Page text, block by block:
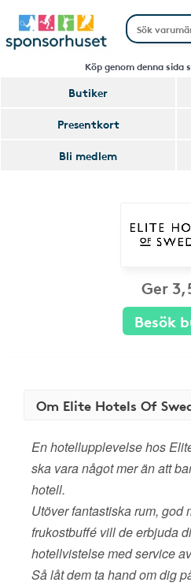
Köp genom denna
Butiker
Presentkort
Bli medlem
Ger
Besök
Om Elite Hotels Of
En hotellupplevelse hos
ska vara något mer än att
hotell.
Utöver fantastiska rum, god
frukostbuffé vill de erbjuda
hotellvistelse med service
Så låt dem ta hand om dig